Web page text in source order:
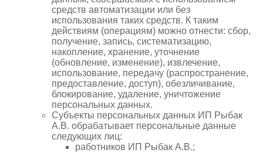
средств автоматизации или без
использования таких средств. К таким
действиям (операциям) можно отнести: сбор,
получение, запись, систематизацию,
накопление, хранение, уточнение
(обновление, изменение), извлечение,
использование, передачу (распространение,
предоставление, доступ), обезличивание,
блокирование, удаление, уничтожение
персональных данных.
Субъекты персональных данных ИП Рыбак
А.В. обрабатывает персональные данные
следующих лиц:
работников ИП Рыбак А.В.;